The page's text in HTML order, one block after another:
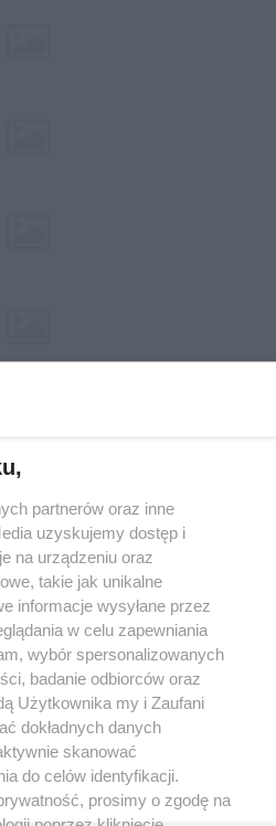
nie może być powielany i
w jakikolwiek sposób (w
na jakimkolwiek polu
włącznie z umieszczaniem w Internecie
Jakiekolwiek użycie lub
lub w części z naruszeniem prawa, tzn.
pod groźbą kary i może być ścigane
O nas
partnerów oraz inne
uzyskujemy dostęp i
na urządzeniu oraz
takie jak unikalne
informacje wysyłane przez
w celu zapewniania
wybór spersonalizowanych
badanie odbiorców oraz
Użytkownika my i Zaufani
dokładnych danych
skanować
do celów identyfikacji.
prosimy o zgodę na